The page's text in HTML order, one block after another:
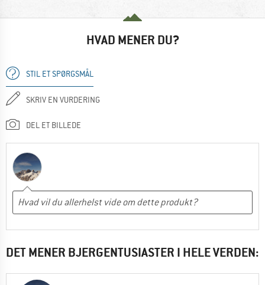
HVAD MENER DU?
STIL ET SPØRGSMÅL
SKRIV EN VURDERING
DEL ET BILLEDE
DET MENER BJERGENTUSIASTER I HELE VERDEN: